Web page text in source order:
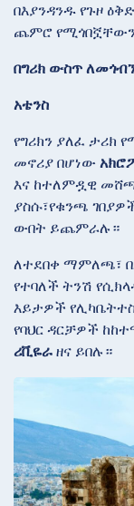
በእያንዳንዱ የጉዞ
ጨምሮ የሚጎበኟቸውን
በግሪክ ውስጥ
አቴንስ
የግሪክን ያለፈ ታሪክ
መኖሪያ በሆነው
እና ከተለምዷዊ
ያስሱ፣የቁንጫ
ውበት ይጨምራሉ።
ለተደበቀ ማምለጫ፣
የተባለች ትንሽ
እይታዎች
የባህር ዳርቻዎች
ሪቪዬራ ዘና ይበሉ።